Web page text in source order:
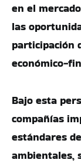
en el
las
participación
económico-
Bajo esta
compañías
estándares
ambientales,